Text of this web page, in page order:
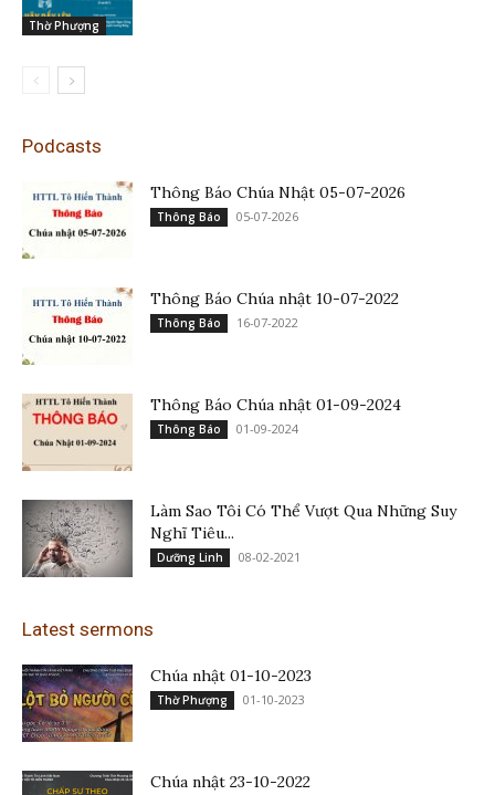
Thờ Phượng
Podcasts
Thông Báo Chúa Nhật 05-07-2026
Thông Báo 05-07-2026
Thông Báo Chúa nhật 10-07-2022
Thông Báo 16-07-2022
Thông Báo Chúa nhật 01-09-2024
Thông Báo 01-09-2024
Làm Sao Tôi Có Thể Vượt Qua Những Suy
Nghĩ Tiêu...
Dưỡng Linh 08-02-2021
Latest sermons
Chúa nhật 01-10-2023
Thờ Phượng 01-10-2023
Chúa nhật 23-10-2022